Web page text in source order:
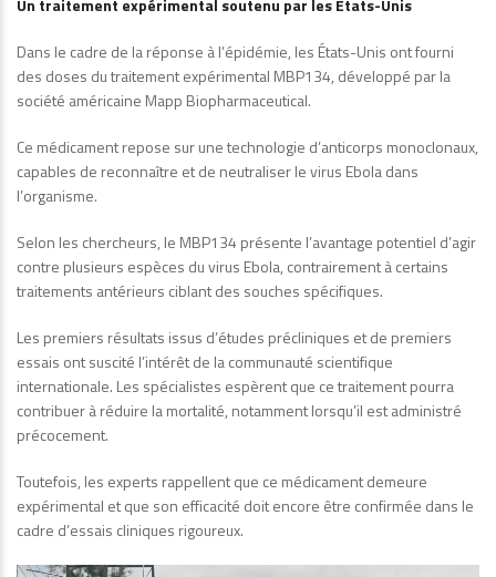
Un traitement expérimental soutenu par les États-Unis
Dans le cadre de la réponse à l’épidémie, les États-Unis ont fourni
des doses du traitement expérimental MBP134, développé par la
société américaine Mapp Biopharmaceutical.
Ce médicament repose sur une technologie d’anticorps monoclonaux,
capables de reconnaître et de neutraliser le virus Ebola dans
l’organisme.
Selon les chercheurs, le MBP134 présente l’avantage potentiel d’agir
contre plusieurs espèces du virus Ebola, contrairement à certains
traitements antérieurs ciblant des souches spécifiques.
Les premiers résultats issus d’études précliniques et de premiers
essais ont suscité l’intérêt de la communauté scientifique
internationale. Les spécialistes espèrent que ce traitement pourra
contribuer à réduire la mortalité, notamment lorsqu’il est administré
précocement.
Toutefois, les experts rappellent que ce médicament demeure
expérimental et que son efficacité doit encore être confirmée dans le
cadre d’essais cliniques rigoureux.